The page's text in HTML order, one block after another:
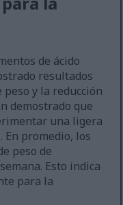
de ácido
resultados
y la reducción
demostrado que
una ligera
En promedio, los
peso de
Esto indica
para la